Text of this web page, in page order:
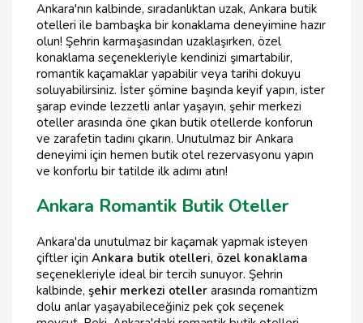
Ankara'nın kalbinde, sıradanlıktan uzak, Ankara butik
otelleri ile bambaşka bir konaklama deneyimine hazır
olun! Şehrin karmaşasından uzaklaşırken, özel
konaklama seçenekleriyle kendinizi şımartabilir,
romantik kaçamaklar yapabilir veya tarihi dokuyu
soluyabilirsiniz. İster şömine başında keyif yapın, ister
şarap evinde lezzetli anlar yaşayın, şehir merkezi
oteller arasında öne çıkan butik otellerde konforun
ve zarafetin tadını çıkarın. Unutulmaz bir Ankara
deneyimi için hemen butik otel rezervasyonu yapın
ve konforlu bir tatilde ilk adımı atın!
Ankara Romantik Butik Oteller
Ankara'da unutulmaz bir kaçamak yapmak isteyen
çiftler için Ankara butik otelleri, özel konaklama
seçenekleriyle ideal bir tercih sunuyor. Şehrin
kalbinde, şehir merkezi oteller arasında romantizm
dolu anlar yaşayabileceğiniz pek çok seçenek